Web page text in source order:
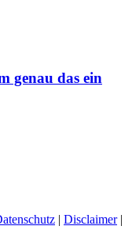
genau das ein
| Disclaimer|